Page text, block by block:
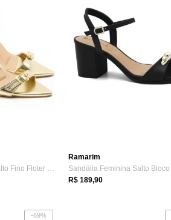
Sandália Feminina Salto Fino Floter Ouro...
Ramarim
R$ 189,90
-69%